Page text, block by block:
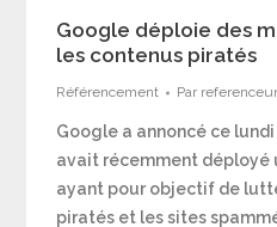
Google déploie des
les contenus piratés
Référencement Par
Google a annoncé ce lundi
avait récemment déployé
ayant pour objectif de
piratés et les sites